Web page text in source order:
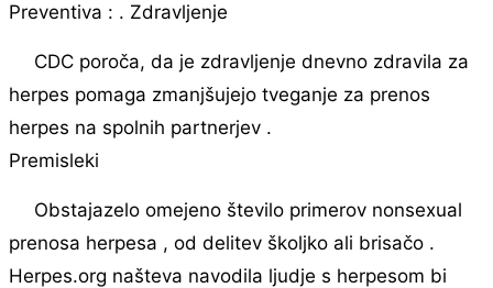
Preventiva : . Zdravljenje
CDC poroča, da je zdravljenje dnevno zdravila za
herpes pomaga zmanjšujejo tveganje za prenos
herpes na spolnih partnerjev .
Premisleki
Obstajazelo omejeno število primerov nonsexual
prenosa herpesa , od delitev školjko ali brisačo .
Herpes.org našteva navodila ljudje s herpesom bi